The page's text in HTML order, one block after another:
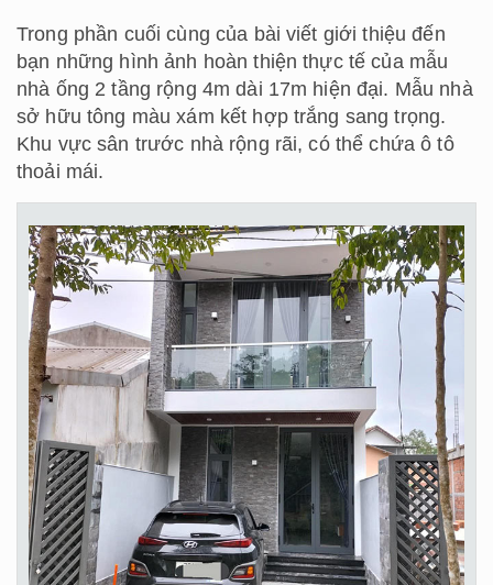
Trong phần cuối cùng của bài viết giới thiệu đến
bạn những hình ảnh hoàn thiện thực tế của mẫu
nhà ống 2 tầng rộng 4m dài 17m hiện đại. Mẫu nhà
sở hữu tông màu xám kết hợp trắng sang trọng.
Khu vực sân trước nhà rộng rãi, có thể chứa ô tô
thoải mái.